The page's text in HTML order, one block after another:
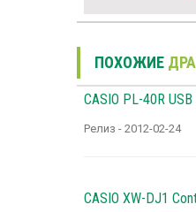
ПОХОЖИЕ
CASIO PL-40R
Релиз - 2012-02-24
CASIO XW-DJ1